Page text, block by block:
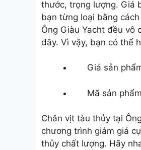
thước, trọng lượng. Giá
bạn từng loại bằng
Ông Giàu Yacht đều vô
đây. Vì vậy, bạn có thể
Giá sản
Mã sản
Chân vịt tàu thủy tại
chương trình giảm giá
thủy chất lượng. Hãy